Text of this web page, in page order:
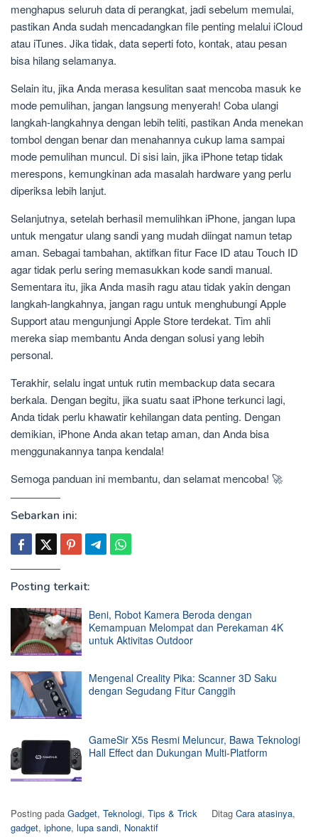
menghapus seluruh data di perangkat, jadi sebelum memulai,
pastikan Anda sudah mencadangkan file penting melalui iCloud
atau iTunes. Jika tidak, data seperti foto, kontak, atau pesan
bisa hilang selamanya.
Selain itu, jika Anda merasa kesulitan saat mencoba masuk ke
mode pemulihan, jangan langsung menyerah! Coba ulangi
langkah-langkahnya dengan lebih teliti, pastikan Anda menekan
tombol dengan benar dan menahannya cukup lama sampai
mode pemulihan muncul. Di sisi lain, jika iPhone tetap tidak
merespons, kemungkinan ada masalah hardware yang perlu
diperiksa lebih lanjut.
Selanjutnya, setelah berhasil memulihkan iPhone, jangan lupa
untuk mengatur ulang sandi yang mudah diingat namun tetap
aman. Sebagai tambahan, aktifkan fitur Face ID atau Touch ID
agar tidak perlu sering memasukkan kode sandi manual.
Sementara itu, jika Anda masih ragu atau tidak yakin dengan
langkah-langkahnya, jangan ragu untuk menghubungi Apple
Support atau mengunjungi Apple Store terdekat. Tim ahli
mereka siap membantu Anda dengan solusi yang lebih
personal.
Terakhir, selalu ingat untuk rutin membackup data secara
berkala. Dengan begitu, jika suatu saat iPhone terkunci lagi,
Anda tidak perlu khawatir kehilangan data penting. Dengan
demikian, iPhone Anda akan tetap aman, dan Anda bisa
menggunakannya tanpa kendala!
Semoga panduan ini membantu, dan selamat mencoba! 🚀
Sebarkan ini:
Posting terkait:
Beni, Robot Kamera Beroda dengan
Kemampuan Melompat dan Perekaman 4K
untuk Aktivitas Outdoor
Mengenal Creality Pika: Scanner 3D Saku
dengan Segudang Fitur Canggih
GameSir X5s Resmi Meluncur, Bawa Teknologi
Hall Effect dan Dukungan Multi-Platform
Posting pada Gadget, Teknologi, Tips & Trick Ditag Cara atasinya,
gadget, iphone, lupa sandi, Nonaktif